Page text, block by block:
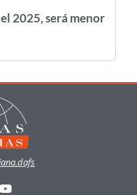
2025, será menor